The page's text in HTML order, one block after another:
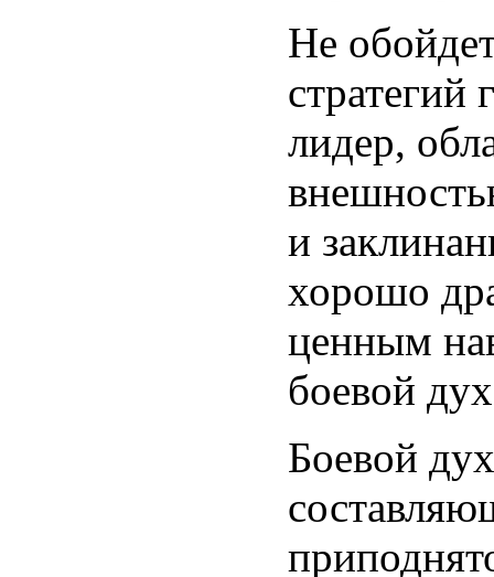
Не
стратегий
лидер,
и
хорошо
ценным
боевой
Боевой